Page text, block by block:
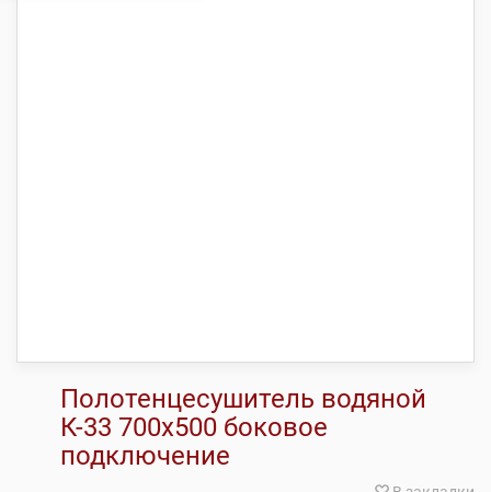
Полотенцесушитель водяной
К-33 700х500 боковое
подключение